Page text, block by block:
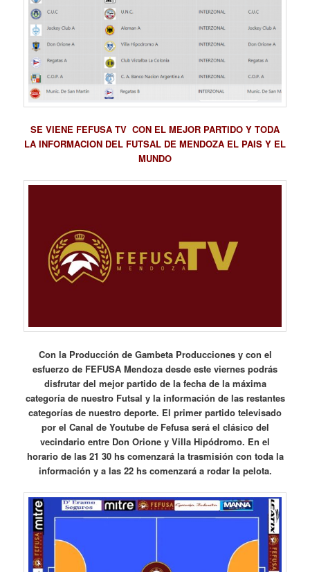
SE VIENE FEFUSA TV CON EL MEJOR PARTIDO Y TODA
LA INFORMACION DEL FUTSAL DE MENDOZA EL PAIS Y EL
MUNDO
Con la Producción de Gambeta Producciones y con el
esfuerzo de FEFUSA Mendoza desde este viernes podrás
disfrutar del mejor partido de la fecha de la máxima
categoría de nuestro Futsal y la información de las restantes
categorías de nuestro deporte. El primer partido televisado
por el Canal de Youtube de Fefusa será el clásico del
vecindario entre Don Orione y Villa Hipódromo. En el
horario de las 21 30 hs comenzará la trasmisión con toda la
información y a las 22 hs comenzará a rodar la pelota.